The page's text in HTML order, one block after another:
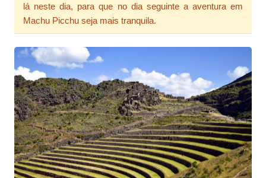
lá neste dia, para que no dia seguinte a aventura em
Machu Picchu seja mais tranquila.